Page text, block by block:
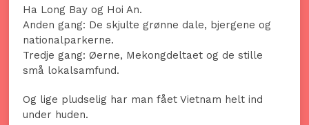
Ha Long Bay og Hoi An.
Anden gang: De skjulte grønne dale, bjergene og
nationalparkerne.
Tredje gang: Øerne, Mekongdeltaet og de stille
små lokalsamfund.
Og lige pludselig har man fået Vietnam helt ind
under huden.